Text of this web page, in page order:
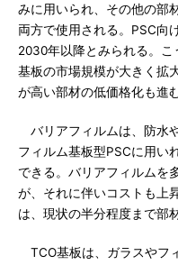
みに用いられ、その他の部
両方で使用される。PSC向
2030年以降とみられる。
基板の市場規模が大きく拡
が高い部材の低価格化も進
バリアフィルムは、防水
フィルム基板型PSCに用い
できる。バリアフィルムを
が、それに伴いコストも上
は、現状の半分程度まで部
TCO基板は、ガラスやフ